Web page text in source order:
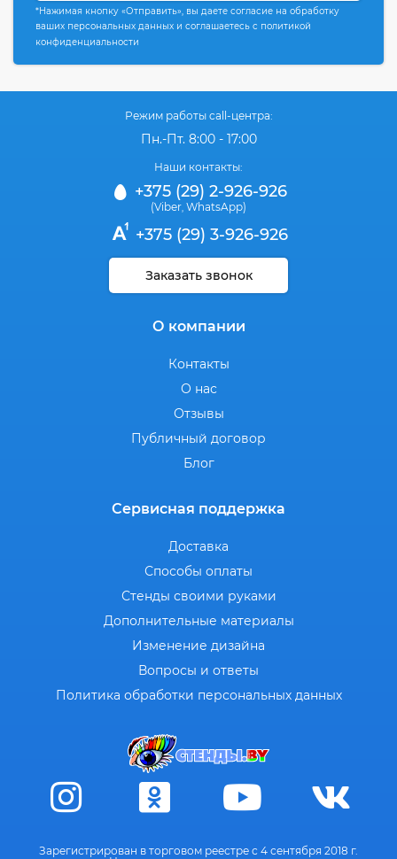
*Нажимая кнопку «Отправить», вы даете согласие на обработку
ваших персональных данных и соглашаетесь с политикой
конфиденциальности
Режим работы call-центра:
Пн.-Пт. 8:00 - 17:00
Наши контакты:
+375 (29) 2-926-926
(Viber WhatsApp)
+375 (29) 3-926-926
Заказать звонок
О компании
Контакты
О нас
Отзывы
Публичный договор
Блог
Сервисная поддержка
Доставка
Способы оплаты
Стенды своими руками
Дополнительные материалы
Изменение дизайна
Вопросы и ответы
Политика обработки персональных данных
Зарегистрирован в торговом реестре с 4 сентября 2018 г.